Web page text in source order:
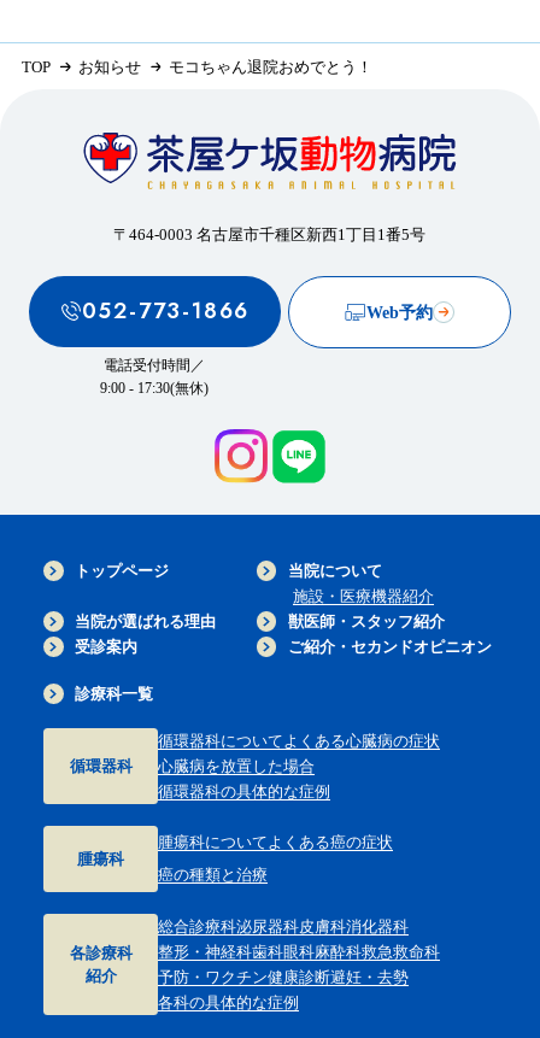
TOP お知らせ モコちゃん退院おめでとう！
〒464-0003 名古屋市千種区新西1丁目1番5号
052-773-1866
電話受付時間／
9:00 - 17:30(無休)
Web予約
トップページ
当院について
施設・医療機器紹介
当院が選ばれる理由
獣医師・スタッフ紹介
受診案内
ご紹介・セカンドオピニオン
診療科一覧
循環器科
循環器科について よくある心臓病の症状
心臓病を放置した場合
循環器科の具体的な症例
腫瘍科
腫瘍科について よくある癌の症状
癌の種類と治療
各診療科
紹介
総合診療科泌尿器科皮膚科消化器科
整形・神経科歯科眼科麻酔科救急救命科
予防・ワクチン健康診断避妊・去勢
各科の具体的な症例